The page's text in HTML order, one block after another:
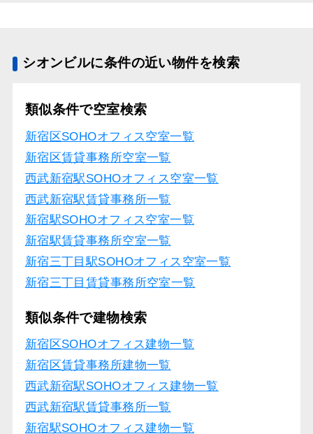
シオンビルに条件の近い物件を検索
類似条件で空室検索
新宿区SOHOオフィス空室一覧
新宿区賃貸事務所空室一覧
西武新宿駅SOHOオフィス空室一覧
西武新宿駅賃貸事務所一覧
新宿駅SOHOオフィス空室一覧
新宿駅賃貸事務所空室一覧
新宿三丁目駅SOHOオフィス空室一覧
新宿三丁目賃貸事務所空室一覧
類似条件で建物検索
新宿区SOHOオフィス建物一覧
新宿区賃貸事務所建物一覧
西武新宿駅SOHOオフィス建物一覧
西武新宿駅賃貸事務所一覧
新宿駅SOHOオフィス建物一覧